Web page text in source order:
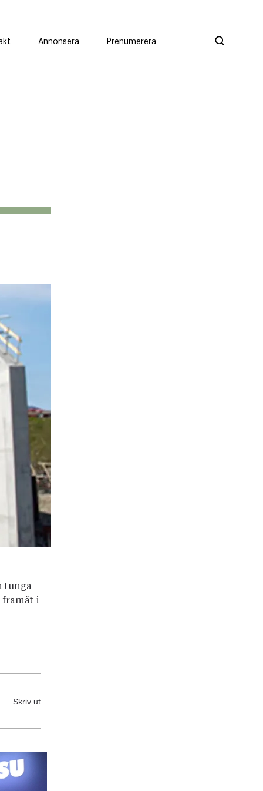
Annonsera Prenumerera
tunga
framåt i
Skriv ut